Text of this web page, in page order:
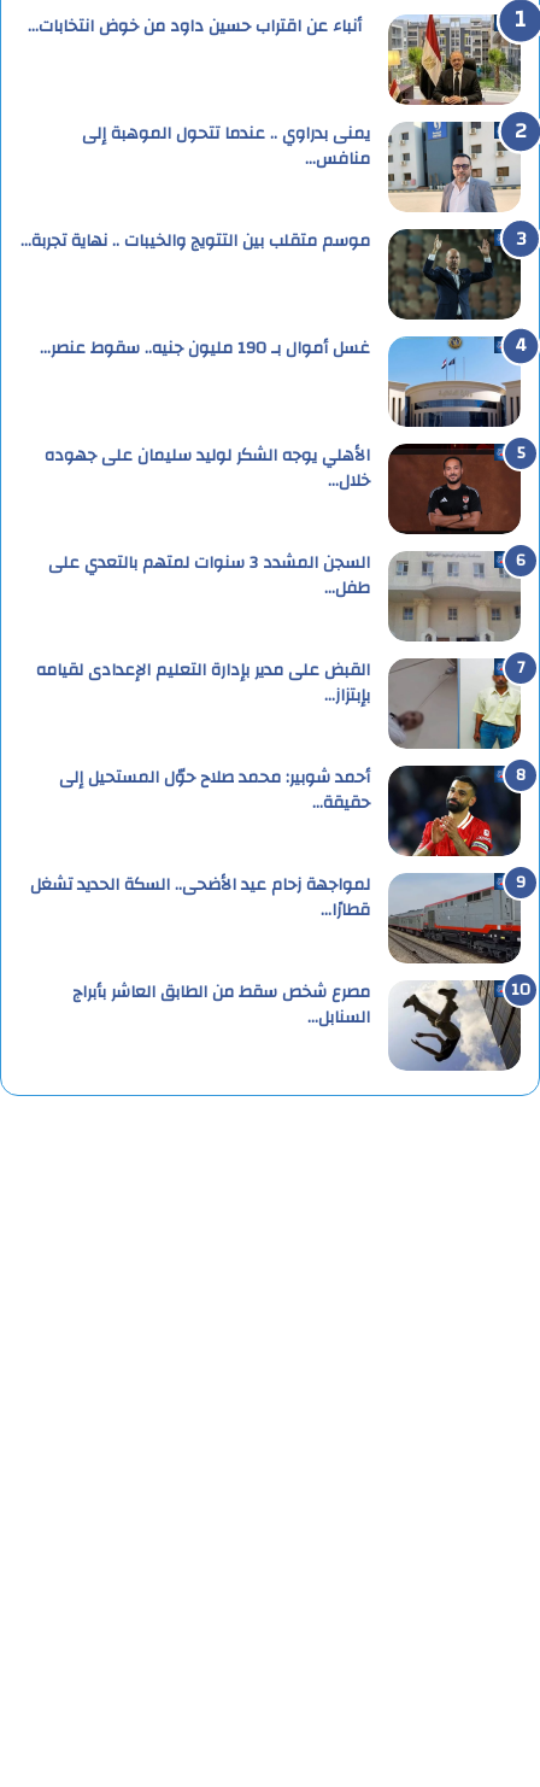
أنباء عن اقتراب حسين داود من خوض انتخابات…
يمنى بدراوي .. عندما تتحول الموهبة إلى
منافس…
موسم متقلب بين التتويج والخيبات .. نهاية تجربة…
غسل أموال بـ 190 مليون جنيه.. سقوط عنصر…
الأهلي يوجه الشكر لوليد سليمان على جهوده
خلال…
السجن المشدد 3 سنوات لمتهم بالتعدي على
طفل…
القبض على مدير بإدارة التعليم الإعدادى لقيامه
بإبتزاز…
أحمد شوبير: محمد صلاح حوّل المستحيل إلى
حقيقة…
لمواجهة زحام عيد الأضحى.. السكة الحديد تشغل
قطارًا…
مصرع شخص سقط من الطابق العاشر بأبراج
السنابل…